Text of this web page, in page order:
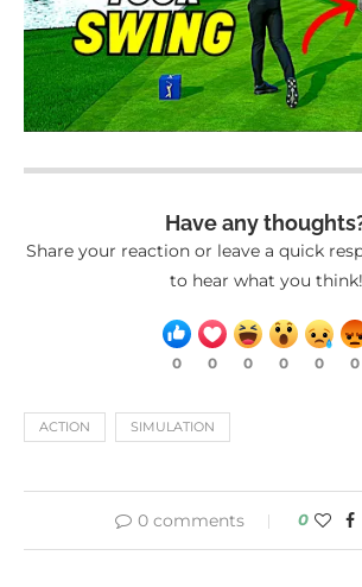
Have any
Share your reaction or leave a quick
to hear what you think!
0 0 0 0 0 0
ACTION SIMULATION
0 comments 0